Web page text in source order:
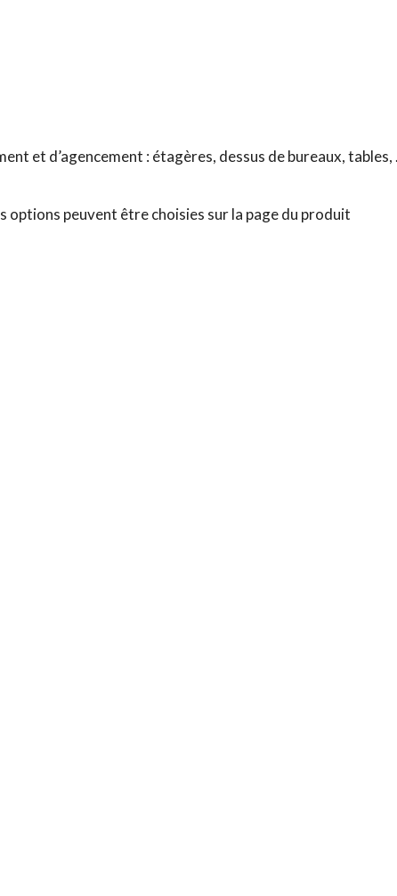
et d’agencement : étagères, dessus de bureaux, tables,
options peuvent être choisies sur la page du produit